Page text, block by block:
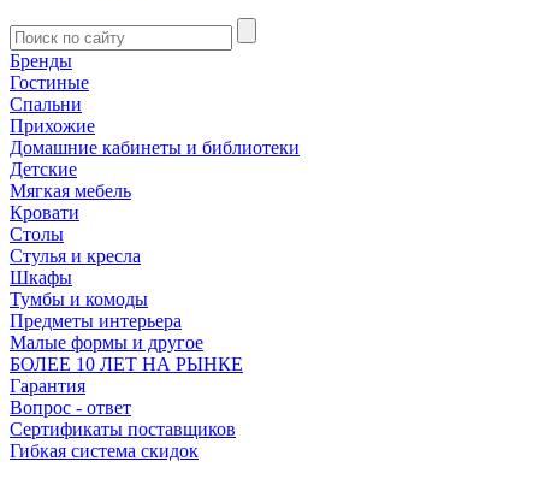
Бренды
Гостиные
Спальни
Прихожие
Домашние кабинеты и библиотеки
Детские
Мягкая мебель
Кровати
Столы
Стулья и кресла
Шкафы
Тумбы и комоды
Предметы интерьера
Малые формы и другое
БОЛЕЕ 10 ЛЕТ НА РЫНКЕ
Гарантия
Вопрос - ответ
Сертификаты поставщиков
Гибкая система скидок